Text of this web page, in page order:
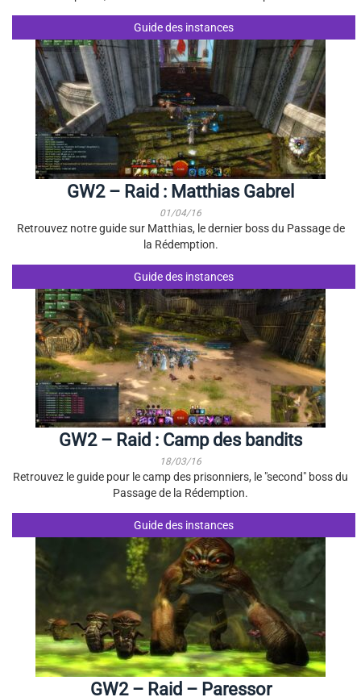
Guide des instances
GW2 – Raid : Matthias Gabrel
01/04/16
Retrouvez notre guide sur Matthias, le dernier boss du Passage de
la Rédemption.
Guide des instances
GW2 – Raid : Camp des bandits
18/03/16
Retrouvez le guide pour le camp des prisonniers, le "second" boss du
Passage de la Rédemption.
Guide des instances
GW2 – Raid – Paressor